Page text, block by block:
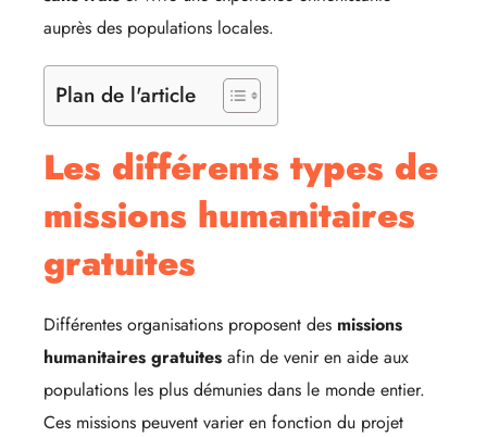
auprès des populations locales.
Plan de l'article
Les différents types de
missions humanitaires
gratuites
Différentes organisations proposent des missions
humanitaires gratuites afin de venir en aide aux
populations les plus démunies dans le monde entier.
Ces missions peuvent varier en fonction du projet